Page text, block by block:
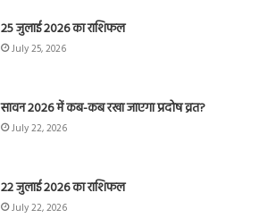
25 जुलाई 2026 का राशिफल
July 25, 2026
सावन 2026 में कब-कब रखा जाएगा प्रदोष व्रत?
July 22, 2026
22 जुलाई 2026 का राशिफल
July 22, 2026